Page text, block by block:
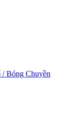
Bóng Chuyền